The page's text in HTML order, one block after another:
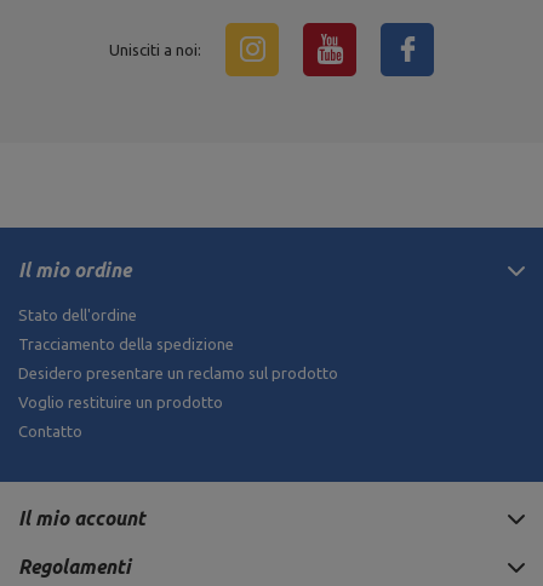
Unisciti a noi:
Il mio ordine
Stato dell'ordine
Tracciamento della spedizione
Desidero presentare un reclamo sul prodotto
Voglio restituire un prodotto
Contatto
Il mio account
Regolamenti